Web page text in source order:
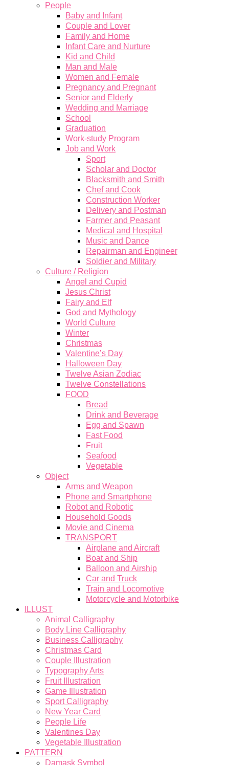
People
Baby and Infant
Couple and Lover
Family and Home
Infant Care and Nurture
Kid and Child
Man and Male
Women and Female
Pregnancy and Pregnant
Senior and Elderly
Wedding and Marriage
School
Graduation
Work-study Program
Job and Work
Sport
Scholar and Doctor
Blacksmith and Smith
Chef and Cook
Construction Worker
Delivery and Postman
Farmer and Peasant
Medical and Hospital
Music and Dance
Repairman and Engineer
Soldier and Military
Culture / Religion
Angel and Cupid
Jesus Christ
Fairy and Elf
God and Mythology
World Culture
Winter
Christmas
Valentine’s Day
Halloween Day
Twelve Asian Zodiac
Twelve Constellations
FOOD
Bread
Drink and Beverage
Egg and Spawn
Fast Food
Fruit
Seafood
Vegetable
Object
Arms and Weapon
Phone and Smartphone
Robot and Robotic
Household Goods
Movie and Cinema
TRANSPORT
Airplane and Aircraft
Boat and Ship
Balloon and Airship
Car and Truck
Train and Locomotive
Motorcycle and Motorbike
ILLUST
Animal Calligraphy
Body Line Calligraphy
Business Calligraphy
Christmas Card
Couple Illustration
Typography Arts
Fruit Illustration
Game Illustration
Sport Calligraphy
New Year Card
People Life
Valentines Day
Vegetable Illustration
PATTERN
Damask Symbol